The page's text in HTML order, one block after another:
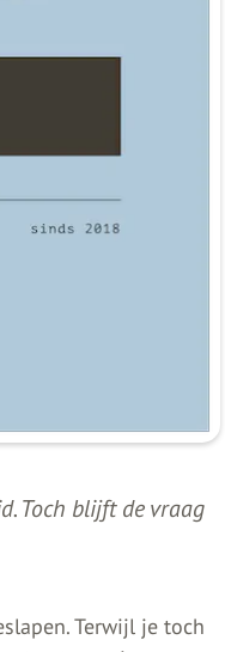
Toch blijft de vraag
Terwijl je toch